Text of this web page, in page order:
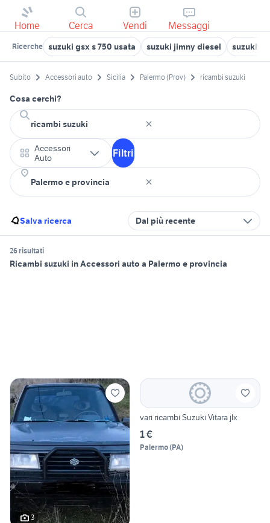
Home Cerca Vendi Messaggi
Ricerche suzuki gsx s 750 usata suzuki jimny diesel suzuki
Subito Accessori auto Sicilia Palermo (Prov) ricambi suzuki
Cosa cerchi?
Accessori
Auto
Filtri
Salva ricerca Dal più recente
26 risultati
Ricambi suzuki in Accessori auto a Palermo e provincia
3
vari ricambi Suzuki Vitara jlx
1 €
Palermo(PA)